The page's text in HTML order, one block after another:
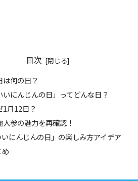
目次
は何の日？
いにんじんの日」ってどんな日？
1月12日？
人参の魅力を再確認！
にんじんの日」の楽しみ方アイデア
め